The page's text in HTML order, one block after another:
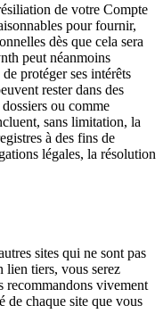
de votre Compte
pour fournir,
dès que cela sera
peut néanmoins
protéger ses intérêts
rester dans des
ou comme
sans limitation, la
à des fins de
légales, la résolution
sites qui ne sont pas
lien tiers, vous serez
recommandons vivement
de chaque site que vous